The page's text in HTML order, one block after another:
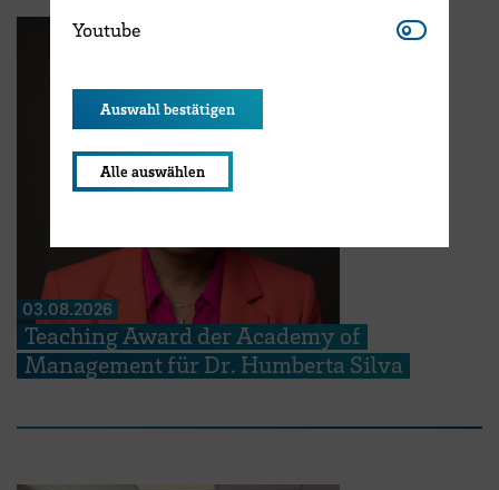
03.08.2026
Teaching Award der Academy of
Management für Dr. Humberta Silva
Youtube Youtube
Auswahl bestätigen
Alle auswählen